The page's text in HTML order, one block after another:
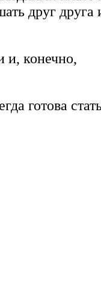
друг друга
и, конечно,
готова